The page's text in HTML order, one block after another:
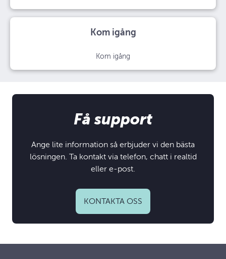
Kom igång
Kom igång
Få support
Ange lite information så erbjuder vi den bästa
lösningen. Ta kontakt via telefon, chatt i realtid
eller e-post.
KONTAKTA OSS